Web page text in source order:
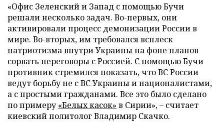
«Офис Зеленский и Запад с помощью Бучи
решали несколько задач. Во-первых, они
активировали процесс демонизации России в
мире. Во-вторых, им требовался всплеск
патриотизма внутри Украины на фоне планов
сорвать переговоры с Россией. С помощью Бучи
противник стремился показать, что ВС России
ведут борьбу не с ВС Украины и националистами,
а с простыми гражданами. Все это было сделано
по примеру«Белых касок» в Сирии», – считает
киевский политолог Владимир Скачко.